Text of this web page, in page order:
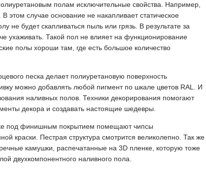
полам исключительные свойства. Например,
этом случае основание не накапливает статическое
не будет скапливаться пыль или грязь. В результате за
ухаживать. Такой пол не влияет на функционирование
полы хороши там, где есть большое количество
песка делает полиуретановую поверхность
можно добавлять любой пигмент по шкале цветов RAL. И
наливных полов. Техники декорирования помогают
декора и создавать настоящие шедевры.
под финишным покрытием помещают чипсы
краски. Пестрая структура смотрится великолепно. Так же
камушки, распечатанные на 3D пленке, которую тоже
двухкомпонентного наливного пола.